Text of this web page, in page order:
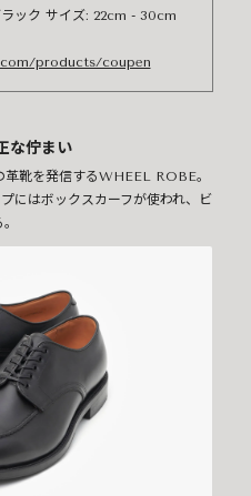
ック サイズ: 22cm - 30cm
products/coupen
な佇まい
靴を発信するWHEEL ROBE。
にはボックスカーフが使われ、ビ